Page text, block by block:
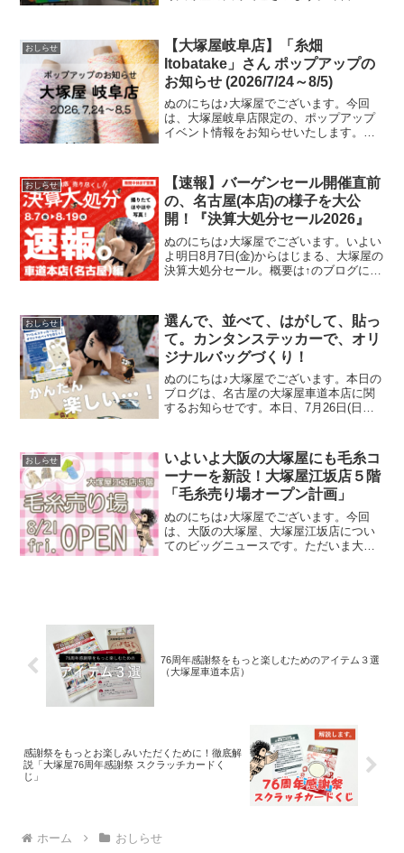
追加することになったお話がございま
す。今回のブログでは、
おしらせ
【大塚屋岐阜店】「糸畑
Itobatake」さん ポップアップの
お知らせ (2026/7/24～8/5)
ぬのにちは♪大塚屋でございます。今回
は、大塚屋岐阜店限定の、ポップアップ
イベント情報をお知らせいたします。お
のPOP UPイベントの再開催が決定いた
しました
おしらせ
【速報】バーゲンセール開催直前
の、名古屋(本店)の様子を大公
開！『決算大処分セール2026』
ぬのにちは♪大塚屋でございます。いよい
よ明日8月7日(金)からはじまる、大塚屋の
決算大処分セール。概要は↑のブログにて
していきます。そのお得っぷりをお伝え
するために、本
おしらせ
選んで、並べて、はがして、貼っ
て。カンタンステッカーで、オリ
ジナルバッグづくり！
ぬのにちは♪大塚屋でございます。本日の
ブログは、名古屋の大塚屋車道本店に関
するお知らせです。本日、7月26日(日曜
ジナルバッグを作ろう！』。会場は、大
塚屋車道本店の東口玄
おしらせ
いよいよ大阪の大塚屋にも毛糸コ
ーナーを新設！大塚屋江坂店５階
「毛糸売り場オープン計画」
ぬのにちは♪大塚屋でございます。今回
は、大阪の大塚屋、大塚屋江坂店につい
てのビッグニュースです。ただいま大塚
76周年感謝祭をもっと楽しむためのアイテム３選
（大塚屋車道本店）
感謝祭をもっとお楽しみいただくために！徹底解
説「大塚屋76周年感謝祭 スクラッチカードく
じ」
ホーム おしらせ